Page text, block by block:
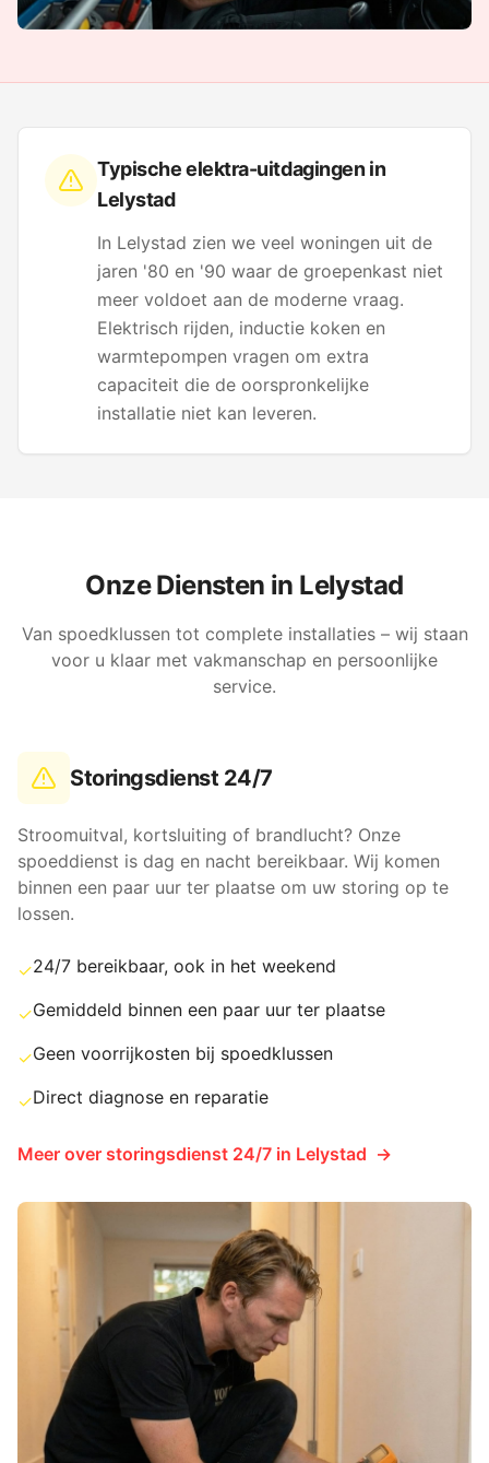
Typische elektra-uitdagingen in
Lelystad
In Lelystad zien we veel woningen uit de
jaren '80 en '90 waar de groepenkast niet
meer voldoet aan de moderne vraag.
Elektrisch rijden, inductie koken en
warmtepompen vragen om extra
capaciteit die de oorspronkelijke
installatie niet kan leveren.
Onze Diensten in Lelystad
Van spoedklussen tot complete installaties – wij staan
voor u klaar met vakmanschap en persoonlijke
service.
Storingsdienst 24/7
Stroomuitval, kortsluiting of brandlucht? Onze
spoeddienst is dag en nacht bereikbaar. Wij komen
binnen een paar uur ter plaatse om uw storing op te
lossen.
✓24/7 bereikbaar, ook in het weekend
✓Gemiddeld binnen een paar uur ter plaatse
✓Geen voorrijkosten bij spoedklussen
✓Direct diagnose en reparatie
Meer over storingsdienst 24/7 in Lelystad →